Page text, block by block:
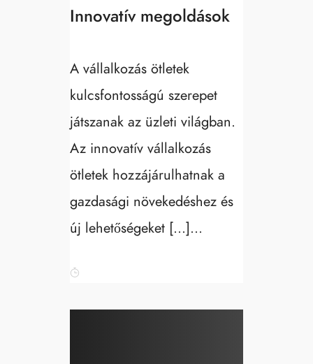
Innovatív megoldások
A vállalkozás ötletek
kulcsfontosságú szerepet
játszanak az üzleti világban.
Az innovatív vállalkozás
ötletek hozzájárulhatnak a
gazdasági növekedéshez és
új lehetőségeket […]...